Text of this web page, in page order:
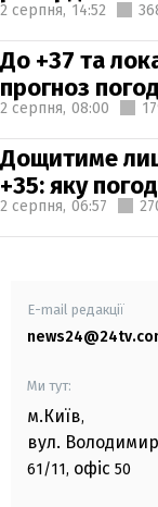
2 серпня, 14:52
До +37 та
прогноз
2 серпня, 08:00
Дощитиме
+35: яку
2 серпня, 06:57
E-mail редакції
Ми тут:
м.Київ,
вул.
61/11, офіс 50